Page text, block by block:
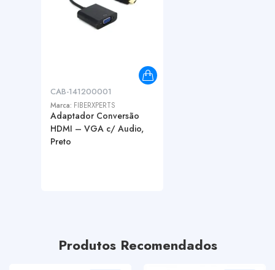
CAB-141200001
Marca: FIBERXPERTS
Adaptador Conversão
HDMI – VGA c/ Audio,
Preto
Produtos Recomendados